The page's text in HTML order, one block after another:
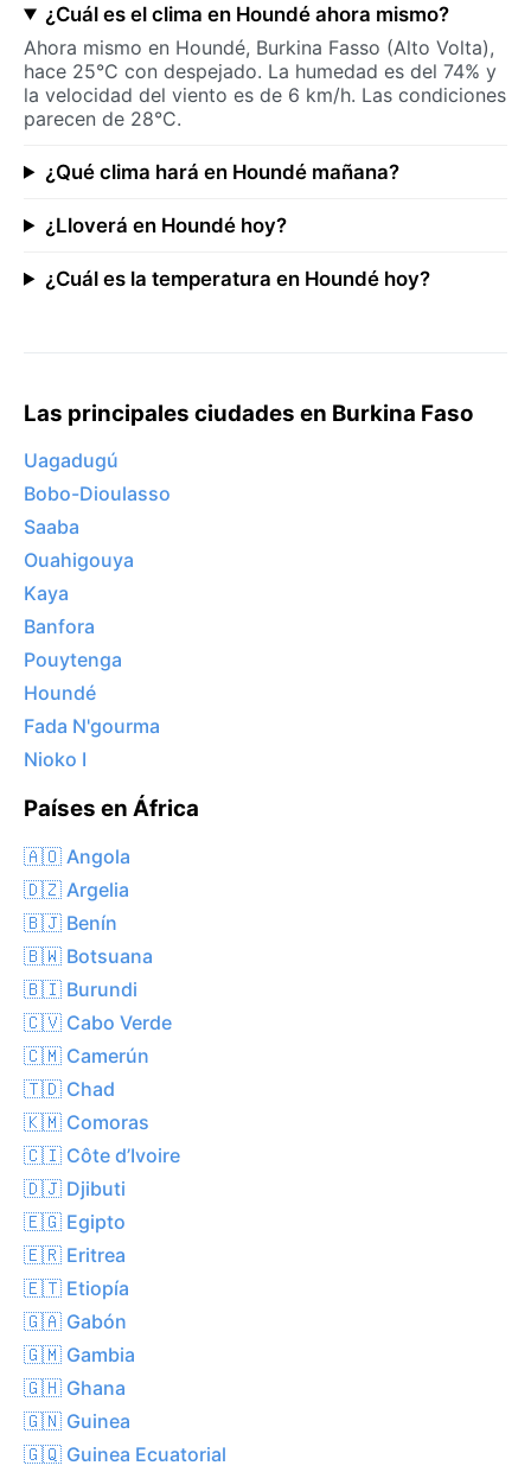
¿Cuál es el clima en Houndé ahora mismo?
Ahora mismo en Houndé, Burkina Fasso (Alto Volta),
hace 25°C con despejado. La humedad es del 74% y
la velocidad del viento es de 6 km/h. Las condiciones
parecen de 28°C.
¿Qué clima hará en Houndé mañana?
¿Lloverá en Houndé hoy?
¿Cuál es la temperatura en Houndé hoy?
Las principales ciudades en Burkina Faso
Uagadugú
Bobo-Dioulasso
Saaba
Ouahigouya
Kaya
Banfora
Pouytenga
Houndé
Fada N'gourma
Nioko I
Países en África
🇦🇴 Angola
🇩🇿 Argelia
🇧🇯 Benín
🇧🇼 Botsuana
🇧🇮 Burundi
🇨🇻 Cabo Verde
🇨🇲 Camerún
🇹🇩 Chad
🇰🇲 Comoras
🇨🇮 Côte d’Ivoire
🇩🇯 Djibuti
🇪🇬 Egipto
🇪🇷 Eritrea
🇪🇹 Etiopía
🇬🇦 Gabón
🇬🇲 Gambia
🇬🇭 Ghana
🇬🇳 Guinea
🇬🇶 Guinea Ecuatorial